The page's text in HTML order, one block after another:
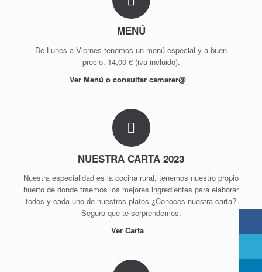
MENÚ
De Lunes a Viernes tenemos un menú especial y a buen
precio. 14,00 € (iva incluido).
Ver Menú o consultar camarer@
NUESTRA CARTA 2023
Nuestra especialidad es la cocina rural, tenemos nuestro propio
huerto de donde traemos los mejores ingredientes para elaborar
todos y cada uno de nuestros platos ¿Conoces nuestra carta?
Seguro que te sorprendemos.
Ver Carta